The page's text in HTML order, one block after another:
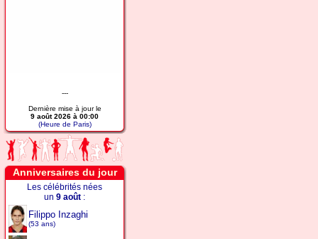
---
Dernière mise à jour le
9 août 2026 à 00:00
(Heure de Paris)
Anniversaires du jour
Les célébrités nées
un 9 août :
Filippo Inzaghi
(53 ans)